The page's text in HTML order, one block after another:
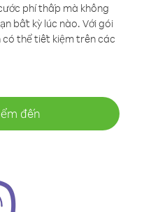
phí thấp mà không
bất kỳ lúc nào. Với gói
thể tiết kiệm trên các
đến